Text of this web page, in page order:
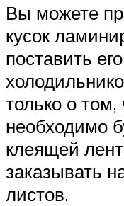
Вы можете
кусок
поставить
только о том,
необходимо
клеящей
заказывать
листов.